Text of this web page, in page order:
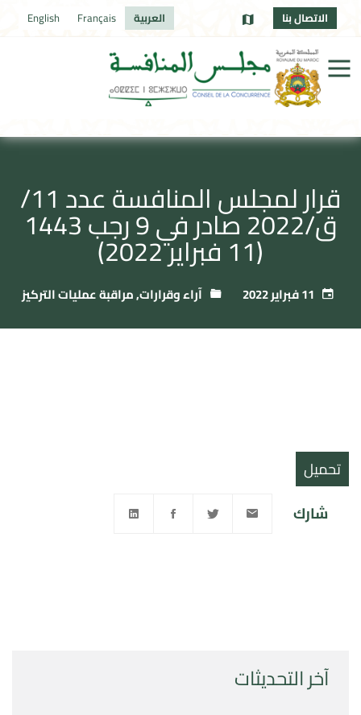
الاتصال بنا العربية Français
English
قرار لمجلس المنافسة عدد 11/
ق/2022 صادر في 9 رجب 1443
(11 فبراير 2022)
آراء وقرارات,مراقبة عمليات التركيز
آخر التحديثات
تحميل
شارك